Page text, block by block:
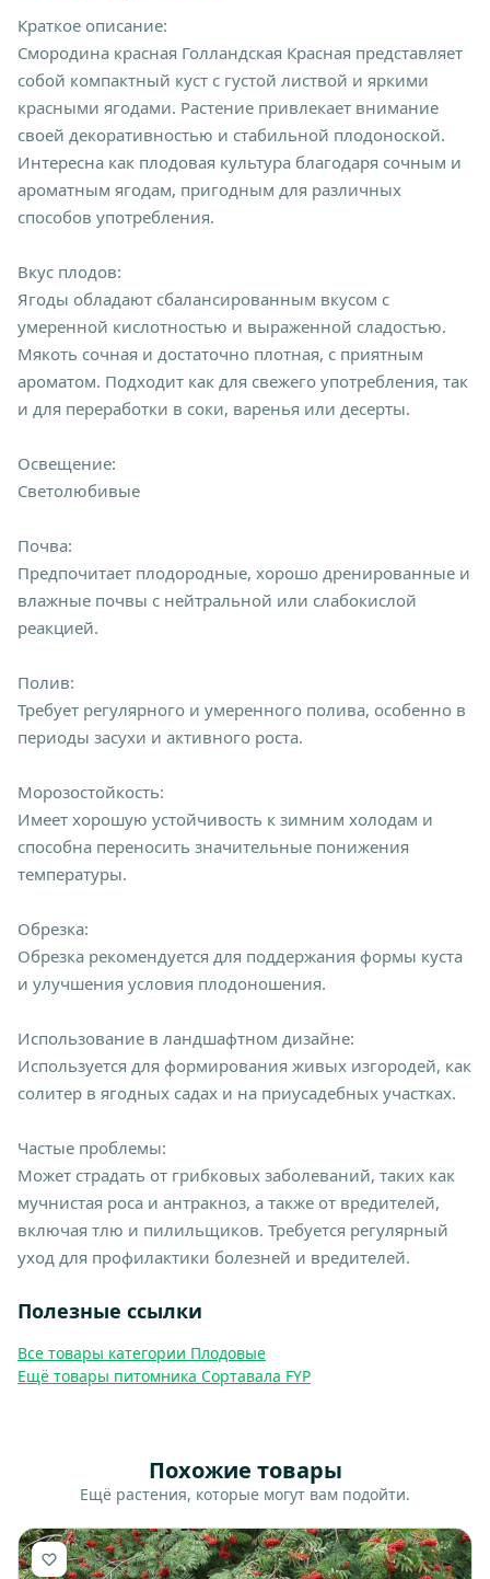
Краткое описание:
Смородина красная Голландская Красная представляет
собой компактный куст с густой листвой и яркими
красными ягодами. Растение привлекает внимание
своей декоративностью и стабильной плодоноской.
Интересна как плодовая культура благодаря сочным и
ароматным ягодам, пригодным для различных
способов употребления.
Вкус плодов:
Ягоды обладают сбалансированным вкусом с
умеренной кислотностью и выраженной сладостью.
Мякоть сочная и достаточно плотная, с приятным
ароматом. Подходит как для свежего употребления, так
и для переработки в соки, варенья или десерты.
Освещение:
Светолюбивые
Почва:
Предпочитает плодородные, хорошо дренированные и
влажные почвы с нейтральной или слабокислой
реакцией.
Полив:
Требует регулярного и умеренного полива, особенно в
периоды засухи и активного роста.
Морозостойкость:
Имеет хорошую устойчивость к зимним холодам и
способна переносить значительные понижения
температуры.
Обрезка:
Обрезка рекомендуется для поддержания формы куста
и улучшения условия плодоношения.
Использование в ландшафтном дизайне:
Используется для формирования живых изгородей, как
солитер в ягодных садах и на приусадебных участках.
Частые проблемы:
Может страдать от грибковых заболеваний, таких как
мучнистая роса и антракноз, а также от вредителей,
включая тлю и пилильщиков. Требуется регулярный
уход для профилактики болезней и вредителей.
Полезные ссылки
Все товары категории Плодовые
Ещё товары питомника Сортавала FYP
Похожие товары
Ещё растения, которые могут вам подойти.